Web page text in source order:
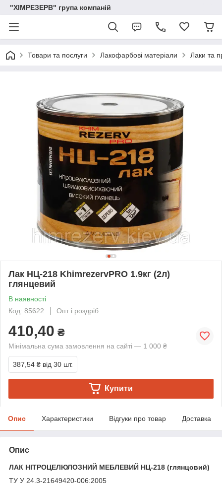
"ХІМРЕЗЕРВ" група компаній
Товари та послуги Лакофарбові матеріали Лаки та
Лак НЦ-218 KhimrezervPRO 1.9кг (2л)
глянцевий
В наявності
Код: 85622
Опт і роздріб
410,40 ₴
Мінімальна сума замовлення на сайті — 1 000 ₴
387,54 ₴ від 30 шт.
Купити
Опис Характеристики Відгуки про товар Доставка
Опис
ЛАК НІТРОЦЕЛЮЛОЗНИЙ МЕБЛЕВИЙ НЦ-218 (глянцовий)
ТУ У 24.3-21649420-006:2005